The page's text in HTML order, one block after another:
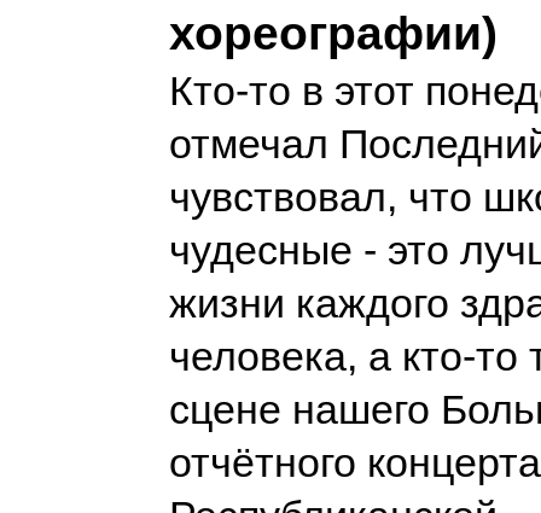
хореографии)
Кто-то в этот
отмечал
чувствовал, что
чудесные - это
жизни каждого
человека, а кто-то
сцене нашего
отчётного концерта